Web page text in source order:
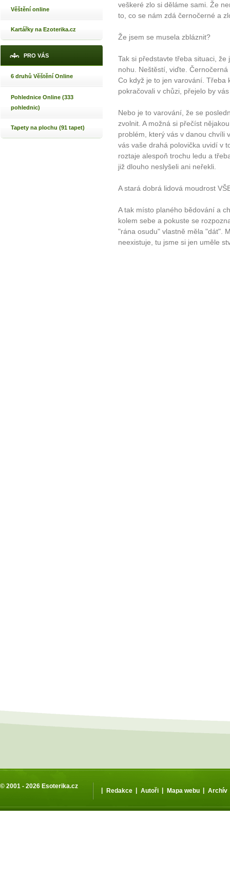
Věštění online
Kartářky na Ezoterika.cz
PRO VÁS
6 druhů Věštění Online
Pohlednice Online (333
pohlednic)
Tapety na plochu (91 tapet)
veškeré zlo si děláme sami. Že
to, co se nám zdá černočerné a
Že jsem se musela zbláznit?
Tak si představte třeba situaci,
nohu. Neštěstí, viďte.
Co když je to jen varování. Třeba
pokračovali v chůzi, přejelo by
Nebo je to varování, že se
zvolnit. A možná si přečíst
problém, který vás v danou chvíli
vás vaše drahá polovička uvidí v
roztaje alespoň trochu ledu a
již dlouho neslyšeli ani neřekli.
A stará dobrá lidová moudrost
A tak místo planého bědování a
kolem sebe a pokuste se
"rána osudu" vlastně měla "dát".
neexistuje, tu jsme si jen uměle
© 2001 - 2026 Esoterika.cz
| Redakce | Autoři | Mapa webu | Archív